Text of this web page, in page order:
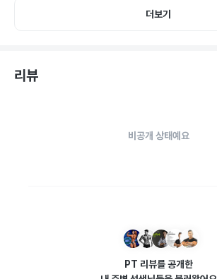
더보기
리뷰
비공개 상태예요
PT 리뷰를 공개한